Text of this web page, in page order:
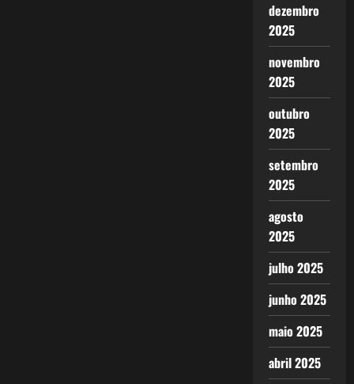
dezembro
2025
novembro
2025
outubro
2025
setembro
2025
agosto
2025
julho 2025
junho 2025
maio 2025
abril 2025